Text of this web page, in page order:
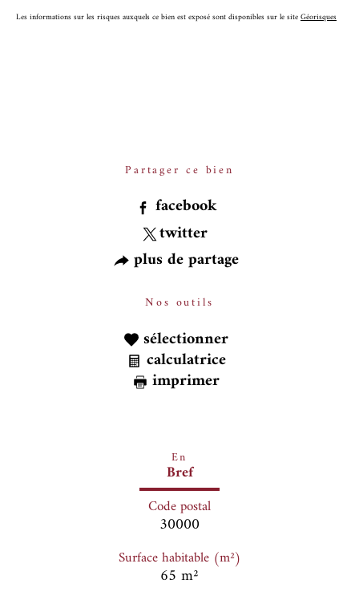
Les informations sur les risques auxquels ce bien est exposé sont disponibles sur le siteGéorisques
En
Bref
Code postal
30000
Surface habitable (m²)
65 m²
Partager ce bien
facebook
twitter
plus de partage
Nos outils
sélectionner
calculatrice
imprimer